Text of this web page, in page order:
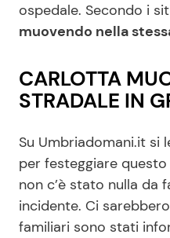
ospedale. Secondo i
muovendo nella
CARLOTTA
STRADALE IN
Su Umbriadomani.it si
per festeggiare
non c’è stato nulla
incidente. Ci
familiari sono stati